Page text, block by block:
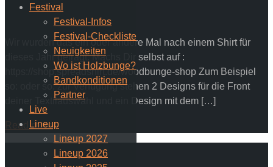
Festival
Festival-Infos
Festival-Checkliste
Neuigkeiten
Wo ist Holzbunge?
Bandkonditionen
Partner
Live
Lineup
Lineup 2027
Lineup 2026
Wir wurden das ein oder andere Mal nach einem Shirt für
dieses Jahr gefragt. Machs Dir selbst auf :
https://shop.spreadshirt.de/woodbunge-shop Zum Beispiel
so: oder so: zur Verfügung stehen 2 Designs für die Front
deiner Textilauswahl und ein Design mit dem […]
Read more